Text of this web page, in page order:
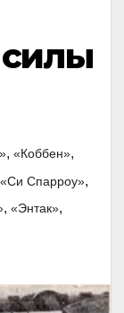
, «Коббен»,
«Си Спарроу»,
, «Энтак»,